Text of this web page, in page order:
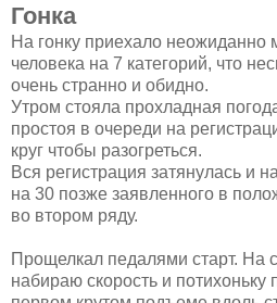
Гонка
На гонку приехало неожиданно
человека на 7 категорий, что
очень странно и обидно.
Утром стояла прохладная
простоя в очереди на
круг чтобы разогреться.
Вся регистрация затянулась и
на 30 позже заявленного в
во втором ряду.
Прощелкал педалями старт. На
набираю скорость и